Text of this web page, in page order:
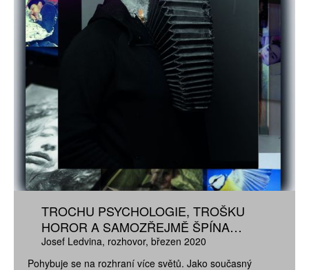
TROCHU PSYCHOLOGIE, TROŠKU
HOROR A SAMOZŘEJMĚ ŠPÍNA…
Josef Ledvina rozhovor březen 2020
Pohybuje se na rozhraní více světů. Jako současný